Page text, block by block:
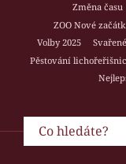
Změna času
ZOO Nové
Volby 2025
Pěstování